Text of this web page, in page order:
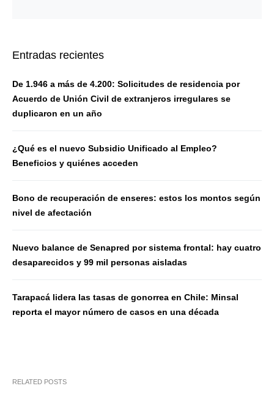
Entradas recientes
De 1.946 a más de 4.200: Solicitudes de residencia por
Acuerdo de Unión Civil de extranjeros irregulares se
duplicaron en un año
¿Qué es el nuevo Subsidio Unificado al Empleo?
Beneficios y quiénes acceden
Bono de recuperación de enseres: estos los montos según
nivel de afectación
Nuevo balance de Senapred por sistema frontal: hay cuatro
desaparecidos y 99 mil personas aisladas
Tarapacá lidera las tasas de gonorrea en Chile: Minsal
reporta el mayor número de casos en una década
RELATED POSTS